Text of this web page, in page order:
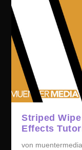
Striped
Effects
von muentermedia